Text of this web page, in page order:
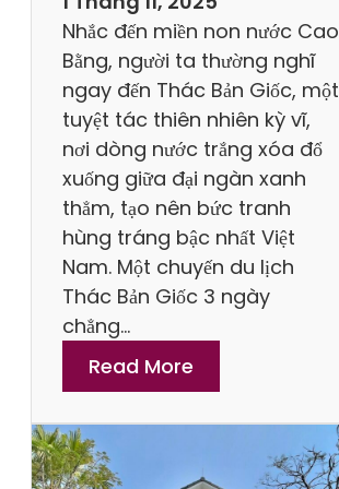
N
a
y
h
K
h
o
a
n
g
X
a
n
h
S
ố
i
Nhắc đến miền non nước Cao
Bằng, người ta thường nghĩ
ngay đến Thác Bản Giốc, một
tuyệt tác thiên nhiên kỳ vĩ,
nơi dòng nước trắng xóa đổ
xuống giữa đại ngàn xanh
thẳm, tạo nên bức tranh
hùng tráng bậc nhất Việt
Nam. Một chuyến du lịch
Thác Bản Giốc 3 ngày
chẳng…
Read More
C
ẩ
N